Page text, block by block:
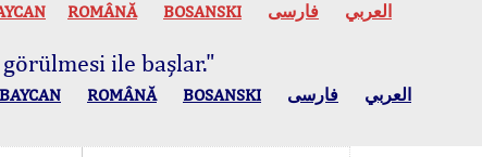
ROMÂNĂ BOSANSKI العربي فارسی
ile başlar."
ROMÂNĂ BOSANSKI العربي فارسی